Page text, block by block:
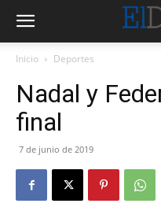
Inicio Deportes
Nadal y
final
7 de junio de 2019